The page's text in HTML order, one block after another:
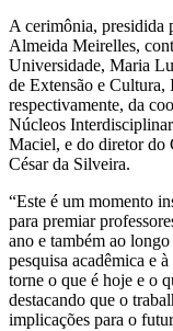
A cerimônia, presidida
Almeida Meirelles,
Universidade, Maria
de Extensão e
respectivamente, da
Núcleos
Maciel, e do diretor
César da Silveira.
“Este é um momento
para premiar
ano e também ao
pesquisa acadêmica e
torne o que é hoje e o
destacando que o
implicações para o